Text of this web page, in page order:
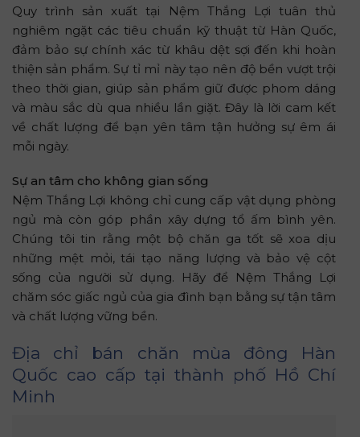
Quy trình sản xuất tại Nệm Thắng Lợi tuân thủ
nghiêm ngặt các tiêu chuẩn kỹ thuật từ Hàn Quốc,
đảm bảo sự chính xác từ khâu dệt sợi đến khi hoàn
thiện sản phẩm. Sự tỉ mỉ này tạo nên độ bền vượt trội
theo thời gian, giúp sản phẩm giữ được phom dáng
và màu sắc dù qua nhiều lần giặt. Đây là lời cam kết
về chất lượng để bạn yên tâm tận hưởng sự êm ái
mỗi ngày.
Sự an tâm cho không gian sống
Nệm Thắng Lợi không chỉ cung cấp vật dụng phòng
ngủ mà còn góp phần xây dựng tổ ấm bình yên.
Chúng tôi tin rằng một bộ chăn ga tốt sẽ xoa dịu
những mệt mỏi, tái tạo năng lượng và bảo vệ cột
sống của người sử dụng. Hãy để Nệm Thắng Lợi
chăm sóc giấc ngủ của gia đình bạn bằng sự tận tâm
và chất lượng vững bền.
Địa chỉ bán chăn mùa đông Hàn
Quốc cao cấp tại thành phố Hồ Chí
Minh